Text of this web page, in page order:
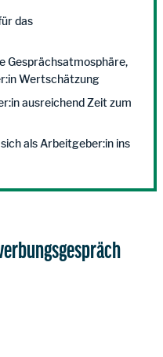
das
Gesprächsatmosphäre,
Wertschätzung
ausreichend Zeit zum
als Arbeitgeber:in ins